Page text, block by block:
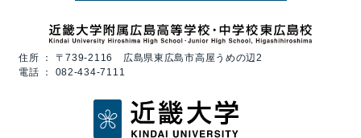
住所 ： 〒739-2116 広島県東広島市高屋うめの辺2
電話 ： 082-434-7111